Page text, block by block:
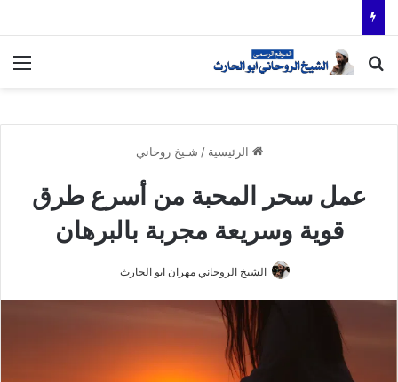
بحث عن
الرئيسية / شـيخ روحاني
عمل سحر المحبة من أسرع طرق
قوية وسريعة مجربة بالبرهان
الشيخ الروحاني مهران ابو الحارث